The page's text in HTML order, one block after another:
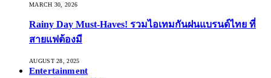
MARCH 30, 2026
Rainy Day Must-Haves! รวมไอเทมกันฝนแบรนด์ไทย ที่
สายแฟต้องมี
AUGUST 28, 2025
Entertainment